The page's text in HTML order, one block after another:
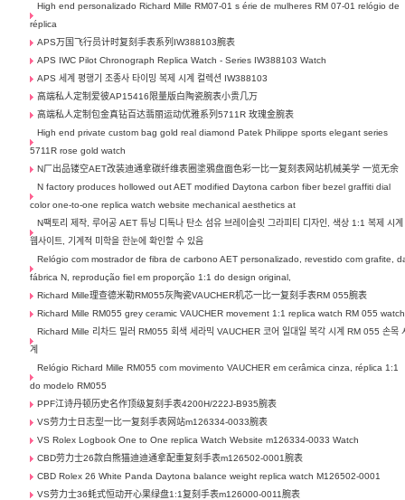
High end personalizado Richard Mille RM07-01 s érie de mulheres RM 07-01 relógio de
réplica
APS万国飞行员计时复刻手表系列IW388103腕表
APS IWC Pilot Chronograph Replica Watch - Series IW388103 Watch
APS 세계 평행기 조종사 타이밍 복제 시계 컬렉션 IW388103
高端私人定制爱彼AP15416限量版白陶瓷腕表小贵几万
高端私人定制包金真钻百达翡丽运动优雅系列5711R 玫瑰金腕表
High end private custom bag gold real diamond Patek Philippe sports elegant series
5711R rose gold watch
N厂出品镂空AET改装迪通拿碳纤维表圈塗鴉盘面色彩一比一复刻表网站机械美学 一览无余
N factory produces hollowed out AET modified Daytona carbon fiber bezel graffiti dial
color one-to-one replica watch website mechanical aesthetics at
N팩토리 제작, 루어공 AET 튜닝 디톡나 탄소 섬유 브레이슬릿 그라피티 디자인, 색상 1:1 복제 시계
웹사이트, 기계적 미학을 한눈에 확인할 수 있음
Relógio com mostrador de fibra de carbono AET personalizado, revestido com grafite,
fábrica N, reprodução fiel em proporção 1:1 do design original,
Richard Mille理查德米勒RM055灰陶瓷VAUCHER机芯一比一复刻手表RM 055腕表
Richard Mille RM055 grey ceramic VAUCHER movement 1:1 replica watch RM 055 watch
Richard Mille 리차드 밀러 RM055 회색 세라믹 VAUCHER 코어 일대일 복각 시계 RM 055 손목
계
Relógio Richard Mille RM055 com movimento VAUCHER em cerâmica cinza, réplica 1:1
do modelo RM055
PPF江诗丹顿历史名作顶级复刻手表4200H/222J-B935腕表
VS劳力士日志型一比一复刻手表网站m126334-0033腕表
VS Rolex Logbook One to One replica Watch Website m126334-0033 Watch
CBD劳力士26款白熊猫迪迪通拿配重复刻手表m126502-0001腕表
CBD Rolex 26 White Panda Daytona balance weight replica watch M126502-0001
VS劳力士36蚝式恒动开心果绿盘1:1复刻手表m126000-0011腕表